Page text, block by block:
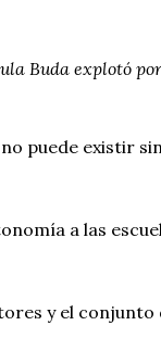
Buda explotó
puede
a las
y el